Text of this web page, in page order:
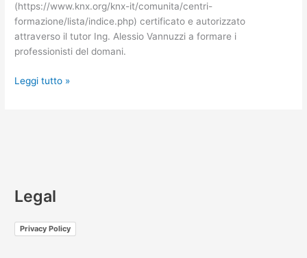
(https://www.knx.org/knx-it/comunita/centri-
formazione/lista/indice.php) certificato e autorizzato
attraverso il tutor Ing. Alessio Vannuzzi a formare i
professionisti del domani.
Leggi tutto »
Legal
Privacy Policy